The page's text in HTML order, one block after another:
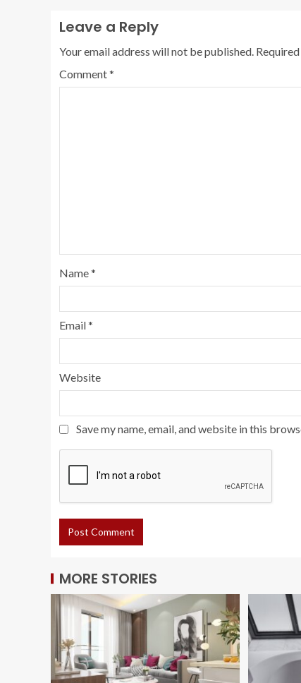
Leave a Reply
Your email address will not be published.
Comment*
Name*
Email*
Website
Save my name, email, and website in this
MORE STORIES